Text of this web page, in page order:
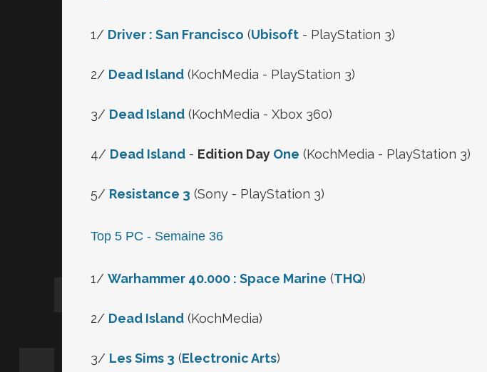
1/ Driver : San Francisco (Ubisoft - PlayStation 3)
2/ Dead Island (KochMedia - PlayStation 3)
3/ Dead Island (KochMedia - Xbox 360)
4/ Dead Island - Edition Day One (KochMedia - PlayStation 3)
5/ Resistance 3 (Sony - PlayStation 3)
Top 5 PC - Semaine 36
1/ Warhammer 40.000 : Space Marine (THQ)
2/ Dead Island (KochMedia)
3/ Les Sims 3 (Electronic Arts)